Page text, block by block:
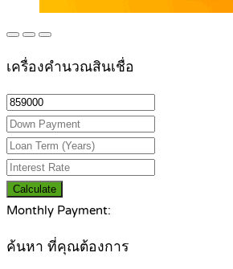
เครื่องคำนวณสินเชื่อ
Calculate
Monthly Payment:
ค้นหา ที่คุณต้องการ